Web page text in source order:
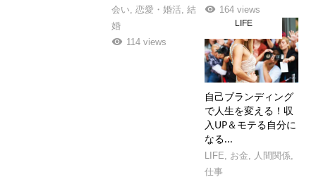
会い, 恋愛・婚活, 結
婚
114 views
164 views
自己ブランディング
で人生を変える！収
入UP＆モテる自分に
なる...
LIFE, お金, 人間関係,
仕事
LIFE